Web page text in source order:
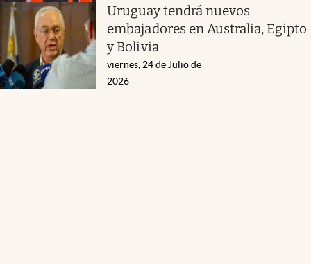
Uruguay tendrá nuevos
embajadores en Australia, Egipto
y Bolivia
viernes, 24 de Julio de
2026